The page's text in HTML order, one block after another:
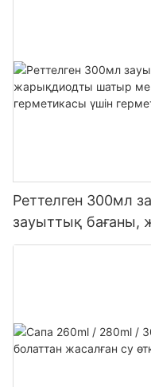
Реттелген 300мл
зауыттық
сірі сірі